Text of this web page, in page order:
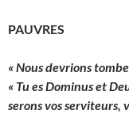
PAUVRES
« Nous devrions
« Tu esDominuset
serons vos serviteurs,